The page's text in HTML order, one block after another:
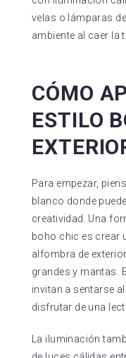
velas o lámparas
ambiente al caer la
CÓMO
ESTILO
Para empezar,
blanco donde
creatividad. Una
boho chic es crear
alfombra de
grandes y mantas.
invitan a sentarse
disfrutar de una
La iluminación